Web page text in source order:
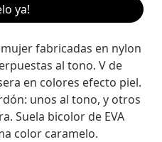
ya!
fabricadas en nylon
al tono. V de
en colores efecto piel.
unos al tono, y otros
Suela bicolor de EVA
color caramelo.